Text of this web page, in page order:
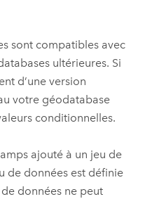
sont compatibles avec
ultérieures. Si
d’une version
votre géodatabase
conditionnelles.
ajouté à un jeu de
de données est définie
de données ne peut